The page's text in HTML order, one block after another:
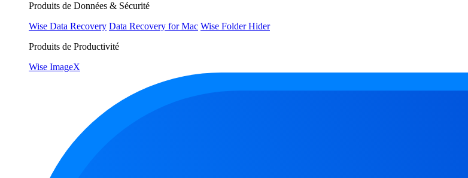
Produits de Données & Sécurité
Wise Data Recovery Data Recovery for Mac Wise Folder Hider
Produits de Productivité
Wise ImageX